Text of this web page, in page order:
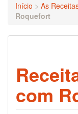
Início > As
Roquefort
com